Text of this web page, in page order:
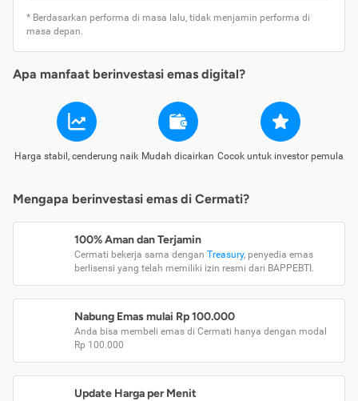
* Berdasarkan performa di masa lalu, tidak menjamin performa di
masa depan.
Apa manfaat berinvestasi emas digital?
Harga stabil, cenderung naik Mudah dicairkan Cocok untuk investor pemula
Mengapa berinvestasi emas di Cermati?
100% Aman dan Terjamin
Cermati bekerja sama dengan Treasury, penyedia emas
berlisensi yang telah memiliki izin resmi dari BAPPEBTI.
Nabung Emas mulai Rp 100.000
Anda bisa membeli emas di Cermati hanya dengan modal
Rp 100.000
Update Harga per Menit